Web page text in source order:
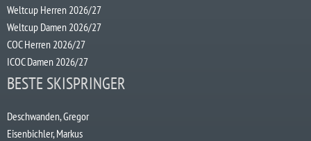
Weltcup Herren 2026/27
Weltcup Damen 2026/27
COC Herren 2026/27
ICOC Damen 2026/27
BESTE SKISPRINGER
Deschwanden, Gregor
Eisenbichler, Markus